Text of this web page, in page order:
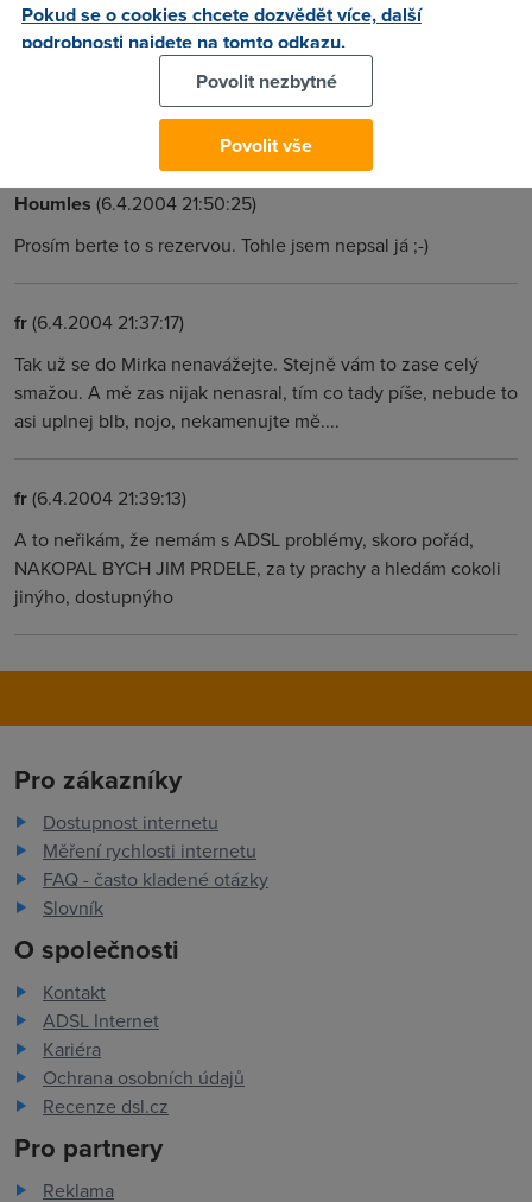
Houmles(6.4.2004 19:49:49)
To byl jen takový vtip. (Prosím berte to s rezervou. Tohle
Houmles (6.4.2004 21:50:25)
Prosím berte to s rezervou. Tohle jsem nepsal já ;-)
fr(6.4.2004 21:37:17)
Tak už se do Mirka nenavážejte. Stejně vám to zase celý
smažou. A mě zas nijak nenasral, tím co tady píše, nebude to
asi uplnej blb, nojo, nekamenujte mě....
fr(6.4.2004 21:39:13)
A to neřikám, že nemám s ADSL problémy, skoro pořád,
NAKOPAL BYCH JIM PRDELE, za ty prachy a hledám cokoli
jinýho, dostupnýho
Pro zákazníky
Dostupnost internetu
Měření rychlosti internetu
FAQ - často kladené otázky
Slovník
O společnosti
Kontakt
ADSL Internet
Kariéra
Ochrana osobních údajů
Recenze dsl.cz
Pro partnery
Reklama
Pokud se o cookies chcete dozvědět více, další
podrobnosti najdete na tomto odkazu.
Povolit nezbytné
Povolit vše